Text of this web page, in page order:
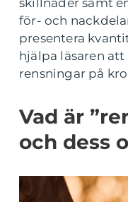
skillnader samt
för- och
presentera
hjälpa läsaren att
rensningar på
Vad är
och dess